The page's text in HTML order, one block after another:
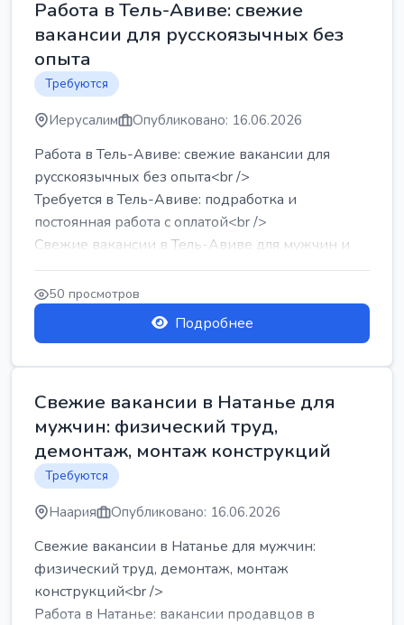
Работа в Тель-Авиве: свежие
вакансии для русскоязычных без
опыта
Требуются
Иерусалим Опубликовано: 16.06.2026
Работа в Тель-Авиве: свежие вакансии для
русскоязычных без опыта<br />
Требуется в Тель-Авиве: подработка и
постоянная работа с оплатой<br />
Свежие вакансии в Тель-Авиве для мужчин и
женщин от хозя...
50 просмотров
Подробнее
Свежие вакансии в Натанье для
мужчин: физический труд,
демонтаж, монтаж конструкций
Требуются
Наария Опубликовано: 16.06.2026
Свежие вакансии в Натанье для мужчин:
физический труд, демонтаж, монтаж
конструкций<br />
Работа в Натанье: вакансии продавцов в